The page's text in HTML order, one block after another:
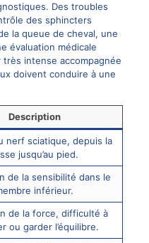
Des troubles
des sphincters
la queue de cheval, une
évaluation médicale
intense accompagnée
doivent conduire à une
Description
nerf sciatique, depuis la
jusqu’au pied.
de la sensibilité dans le
inférieur.
de la force, difficulté à
ou garder l’équilibre.